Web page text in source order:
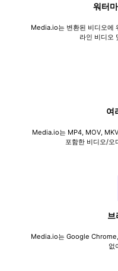
워터
Media.io는 변환된 비디오에
라인 비디오
여
Media.io는 MP4, MOV,
포함한 비디오/오
브
Media.io는 Google
없